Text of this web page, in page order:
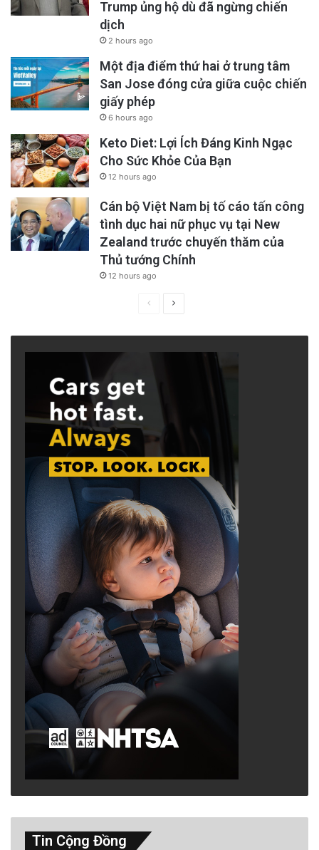
biết họ phải đến đại lý trong năm đầu tiên để
sửa chữa hoặc bảo trì, nhưng chỉ 13% chủ xe
cho biết họ phải trả phí dịch vụ.
Để giải thích cho hiện tượng này, các chuyên
gia cho rằng khi ngày càng có nhiều xe điện
của những hãng xe truyền thống lăn bánh trên
đường phố, các nhà sản xuất sẽ gặp sẽ gặp
khó khăn trong việc đáp ứng nhu cầu bảo trì
những chiếc xe điện mà họ bán ra. Điều này
có nghĩa là đội ngũ nhân viên kỹ thuật của các
đại lý Toyota, Honda, Ford, Chevrolet, Kia,
Huyndai… cần được đào tạo để biết cách sửa
cả xe chạy xăng lẫn xe điện. Sẽ cần thêm thơi
này.
The postSửa xe điện rẻ hơn sửa xe xăng
appeared first onSaigon Nhỏ
Trump ủng hộ dù đã ngừng chiến
dịch
2 hours ago
Một địa điểm thứ hai ở trung tâm
San Jose đóng cửa giữa cuộc chiến
giấy phép
6 hours ago
Keto Diet: Lợi Ích Đáng Kinh Ngạc
Cho Sức Khỏe Của Bạn
12 hours ago
Cán bộ Việt Nam bị tố cáo tấn công
tình dục hai nữ phục vụ tại New
Zealand trước chuyến thăm của
Thủ tướng Chính
12 hours ago
PreviousNext
Tin Cộng Đồng